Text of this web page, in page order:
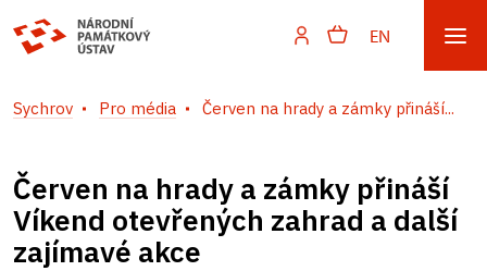
EN
Sychrov Pro média Červen na hrady a zámky přináší...
Červen na hrady a zámky přináší
Víkend otevřených zahrad a další
zajímavé akce